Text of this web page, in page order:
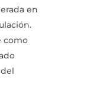
en
como